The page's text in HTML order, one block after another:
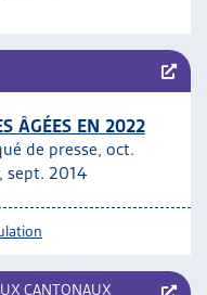
ÂGÉES EN 2022
de presse, oct.
sept. 2014
CANTONAUX